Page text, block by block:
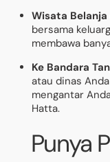
Wisata Belanja
bersama
membawa
Ke Bandara
atau dinas
mengantar
Hatta.
Punya